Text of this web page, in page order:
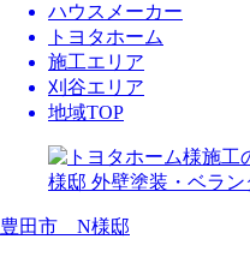
ハウスメーカー
トヨタホーム
施工エリア
刈谷エリア
地域TOP
豊田市 N様邸